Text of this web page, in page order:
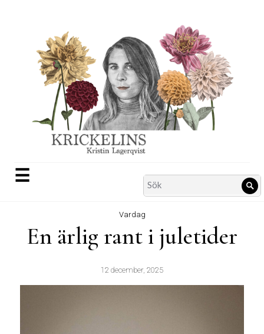
☰
Search
for:
Vardag
En ärlig rant i juletider
12 december, 2025